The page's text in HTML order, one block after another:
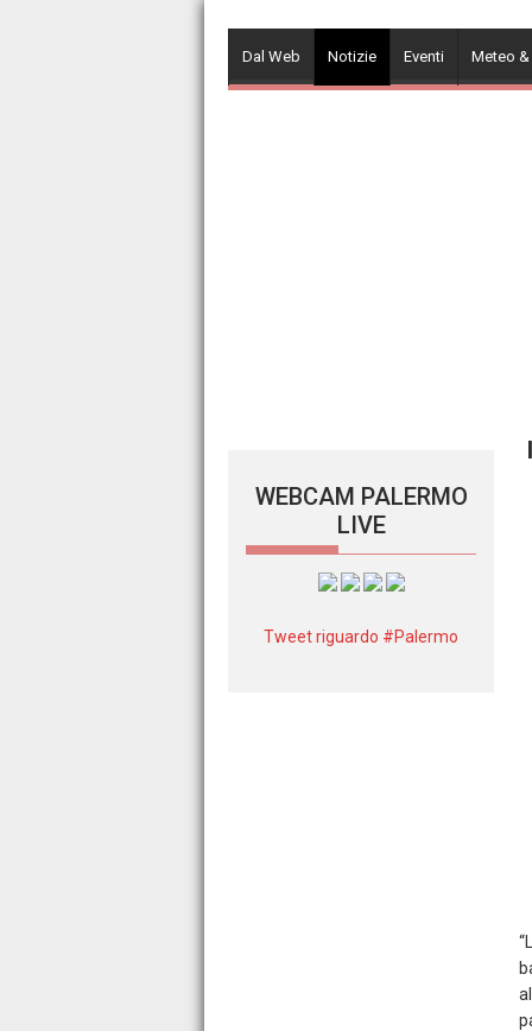
contentDal Web Notizie Eventi Meteo
WEBCAM PALERMO
LIVE
Tweet riguardo #Palermo